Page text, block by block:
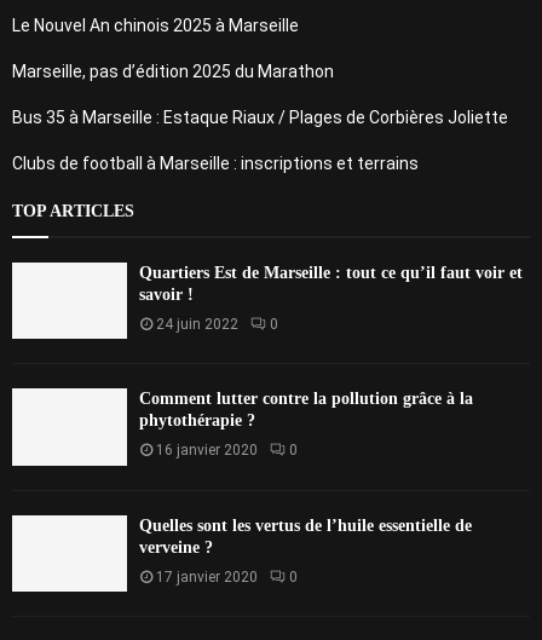
Le Nouvel An chinois 2025 à Marseille
Marseille, pas d’édition 2025 du Marathon
Bus 35 à Marseille : Estaque Riaux / Plages de Corbières Joliette
Clubs de football à Marseille : inscriptions et terrains
TOP ARTICLES
Quartiers Est de Marseille : tout ce qu’il faut voir et
savoir !
24 juin 2022 0
Comment lutter contre la pollution grâce à la
phytothérapie ?
16 janvier 2020 0
Quelles sont les vertus de l’huile essentielle de
verveine ?
17 janvier 2020 0